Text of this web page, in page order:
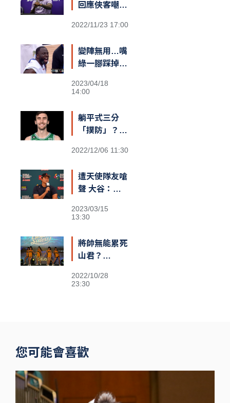
回應俠客嘲諷
仇恨！我擁有
隊友，台灣給
我一對翅膀」
2022/11/23 17:00
變陣無用…嘴
綠一腳踩掉勇
2023/04/18
14:00
躺平式三分
「撲防」？
Kornet遮蓋
熱議
2022/12/06 11:30
遭天使隊友嗆
聲 大谷：還
容
2023/03/15
13:30
將帥無能累死
山君？
Sisters高鐵
2022/10/28
23:30
您可能會喜歡